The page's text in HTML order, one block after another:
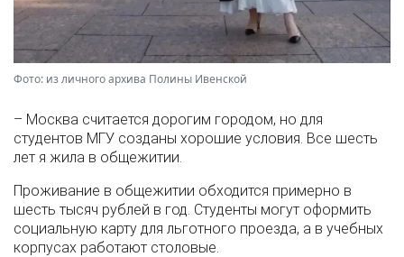
Фото: из личного архива Полины Ивенской
– Москва считается дорогим городом, но для
студентов МГУ созданы хорошие условия. Все шесть
лет я жила в общежитии.
Проживание в общежитии обходится примерно в
шесть тысяч рублей в год. Студенты могут оформить
социальную карту для льготного проезда, а в учебных
корпусах работают столовые.